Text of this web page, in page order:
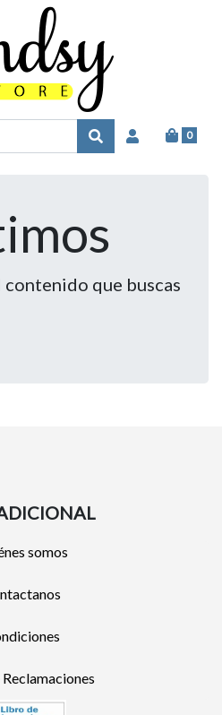
0
que buscas
somos